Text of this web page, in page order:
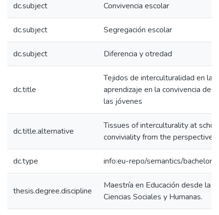
dc.subject Convivencia escolar
dc.subject Segregación escolar
dc.subject Diferencia y otredad
dc.title
Tejidos de interculturalidad en la
aprendizaje en la convivencia
las jóvenes
dc.title.alternative
Tissues of interculturality at
conviviality from the perspective
dc.type info:eu-repo/semantics/
thesis.degree.discipline
Maestría en Educación desde la
Ciencias Sociales y Humanas.